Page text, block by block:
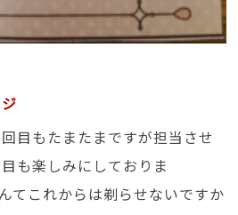
目もたまたまですが担当させ
も楽しみにしておりま
てこれからは剃らせないですか